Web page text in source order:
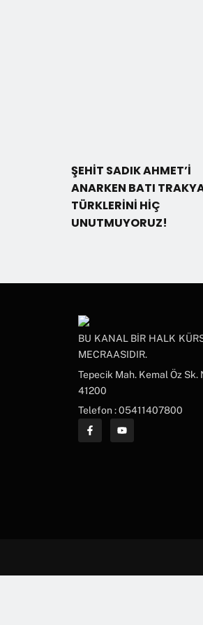
ŞEHİT SADIK AHMET’İ
ANARKEN BATI
TÜRKLERİNİ HİÇ
UNUTMUYORUZ!
BU KANAL BİR HALK
MECRAASIDIR.
Tepecik Mah. Kemal Öz
41200
Telefon : 05411407800